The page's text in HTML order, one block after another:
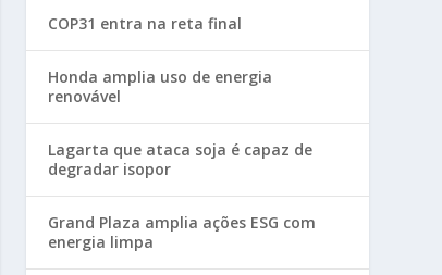
COP31 entra na reta final
Honda amplia uso de energia
renovável
Lagarta que ataca soja é capaz de
degradar isopor
Grand Plaza amplia ações ESG com
energia limpa